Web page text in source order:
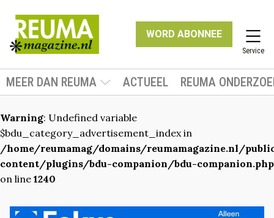
WORD ABONNEE
Service
MEER DAN REUMA ACTUEEL REUMA
Warning: Undefined variable
$bdu_category_advertisement_index in
/home/reumamag/domains/reumamagazine.nl/
content/plugins/bdu-companion/bdu-companion.php
on line 1240